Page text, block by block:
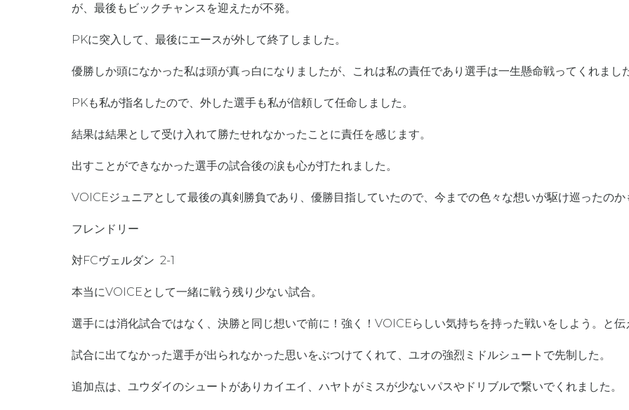
が、最後もビックチャンスを迎えたが不発。
PKに突入して、最後にエースが外して終了しました。
優勝しか頭になかった私は頭が真っ白になりましたが、これは私の責任であり選手は一生懸命戦ってくれました
PKも私が指名したので、外した選手も私が信頼して任命しました。
結果は結果として受け入れて勝たせれなかったことに責任を感じます。
出すことができなかった選手の試合後の涙も心が打たれました。
VOICEジュニアとして最後の真剣勝負であり、優勝目指していたので、今までの色々な想いが駆け巡ったのか
フレンドリー
対FCヴェルダン 2-1
本当にVOICEとして一緒に戦う残り少ない試合。
選手には消化試合ではなく、決勝と同じ想いで前に！強く！VOICEらしい気持ちを持った戦いをしよう。と伝
試合に出てなかった選手が出られなかった思いをぶつけてくれて、ユオの強烈ミドルシュートで先制した。
追加点は、ユウダイのシュートがありカイエイ、ハヤトがミスが少ないパスやドリブルで繋いでくれました。